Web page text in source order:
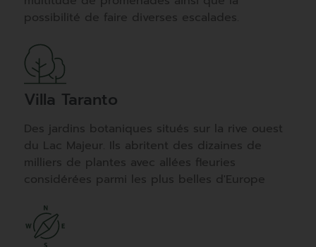
possibilité de faire diverses escalades.
Villa Taranto
Des jardins botaniques situés sur la rive ouest
du Lac Majeur. Ils abritent des dizaines de
milliers de plantes avec allées fleuries
considérées parmi les plus belles d'Europe